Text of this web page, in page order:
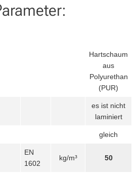
Hartschaum
aus
Polyurethan
(PUR)
es ist nicht
laminiert
gleich
EN
1602
kg/m³ 50